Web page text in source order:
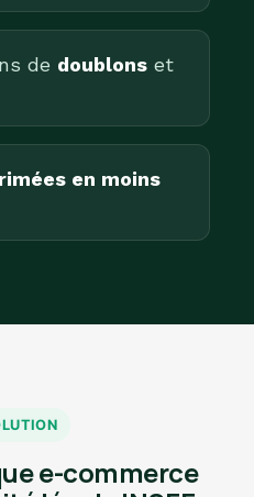
de doublons et
en moins
e-commerce